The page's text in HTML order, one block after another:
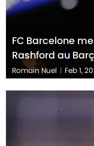
FC Barcelone
Rashford au
Romain Nuel | Feb 1,